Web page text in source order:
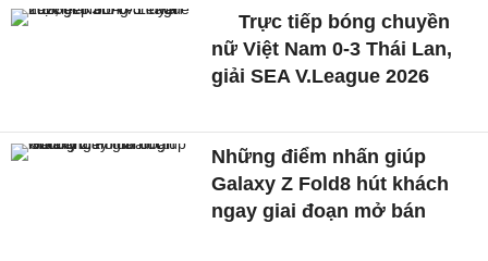
Trực tiếp bóng chuyền
nữ Việt Nam 0-3 Thái Lan,
giải SEA V.League 2026
Những điểm nhấn giúp
Galaxy Z Fold8 hút khách
ngay giai đoạn mở bán